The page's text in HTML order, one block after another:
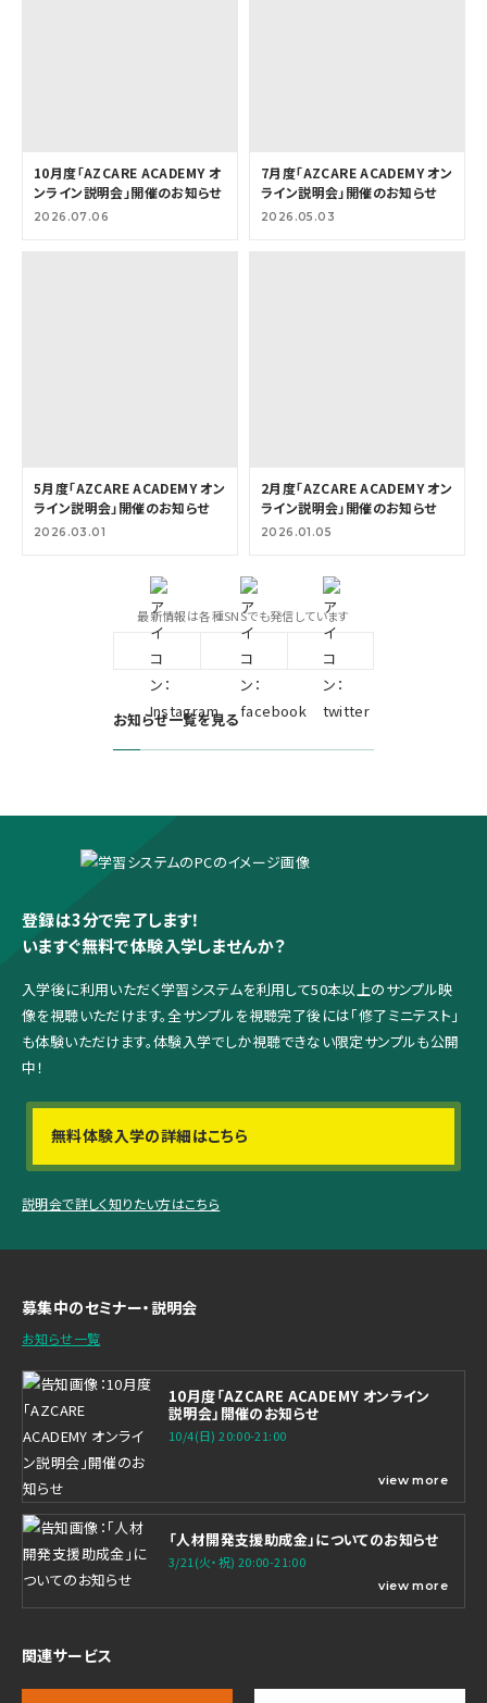
10月度「AZCARE ACADEMY オ
ンライン説明会」開催のお知らせ
2026.07.06
7月度「AZCARE ACADEMY オン
ライン説明会」開催のお知らせ
2026.05.03
5月度「AZCARE ACADEMY オン
ライン説明会」開催のお知らせ
2026.03.01
2月度「AZCARE ACADEMY オン
ライン説明会」開催のお知らせ
2026.01.05
最新情報は各種SNSでも発信しています
お知らせ一覧を見る
登録は3分で完了します！
いますぐ無料で体験入学しませんか？
入学後に利用いただく学習システムを利用して50本以上のサンプル映
像を視聴いただけます。全サンプルを視聴完了後には「修了ミニテスト」
も体験いただけます。体験入学でしか視聴できない限定サンプルも公開
中！
無料体験入学の詳細はこちら
説明会で詳しく知りたい方はこちら
募集中のセミナー・説明会
お知らせ一覧
10月度「AZCARE ACADEMY オンライン
説明会」開催のお知らせ
10/4(日) 20:00-21:00
view more
「人材開発支援助成金」についてのお知らせ
3/21(火・祝) 20:00-21:00
view more
関連サービス